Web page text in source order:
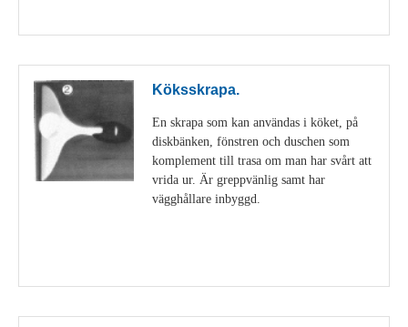
Köksskrapa.
En skrapa som kan användas i köket, på
diskbänken, fönstren och duschen som
komplement till trasa om man har svårt att
vrida ur. Är greppvänlig samt har
vägghållare inbyggd.